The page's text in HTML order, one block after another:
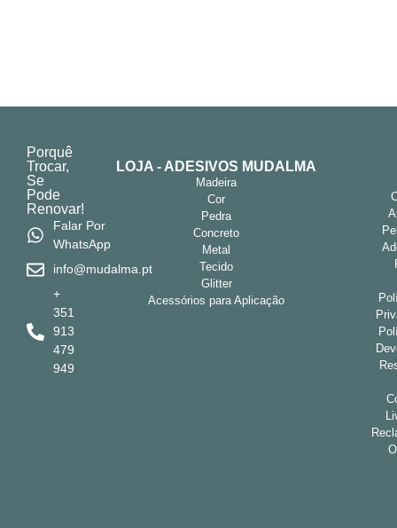
Porquê
Trocar,
Se
Pode
Renovar!
Falar Por
WhatsApp
info@mudalma.pt
+
351
913
479
949
LOJA - ADESIVOS MUDALMA
Madeira
Cor
Pedra
Concreto
Metal
Tecido
Glitter
Acessórios para Aplicação